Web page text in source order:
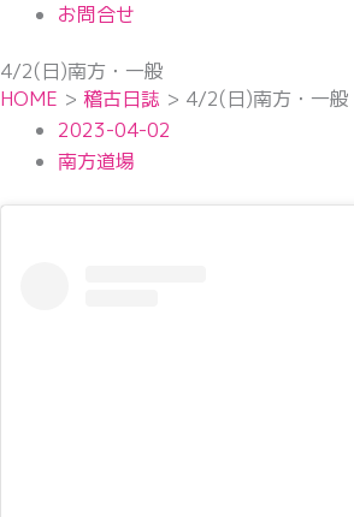
お問合せ
4/2(日)南方・一般
HOME > 稽古日誌 > 4/2(日)南方・一般
2023-04-02
南方道場